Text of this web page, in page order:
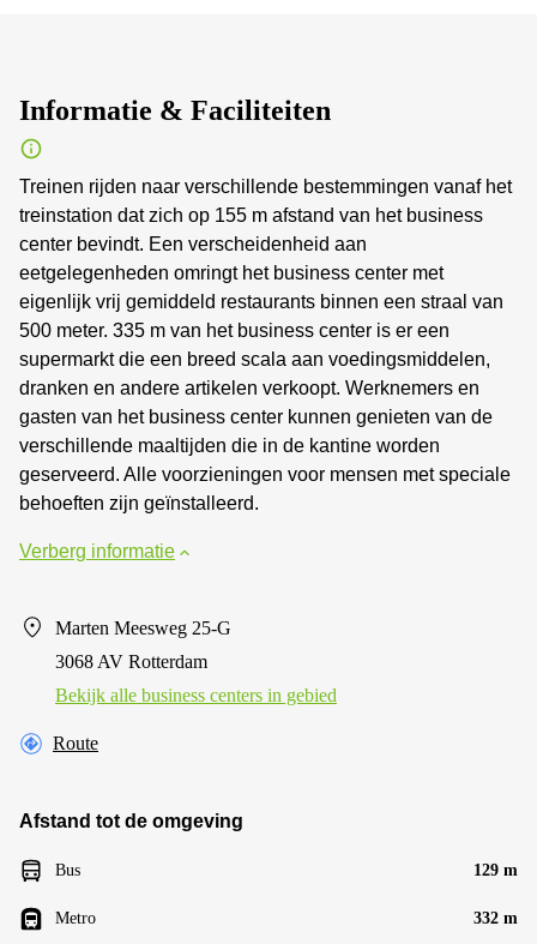
Informatie & Faciliteiten
Treinen rijden naar verschillende bestemmingen vanaf het
treinstation dat zich op 155 m afstand van het business
center bevindt. Een verscheidenheid aan
eetgelegenheden omringt het business center met
eigenlijk vrij gemiddeld restaurants binnen een straal van
500 meter. 335 m van het business center is er een
supermarkt die een breed scala aan voedingsmiddelen,
dranken en andere artikelen verkoopt. Werknemers en
gasten van het business center kunnen genieten van de
verschillende maaltijden die in de kantine worden
geserveerd. Alle voorzieningen voor mensen met speciale
behoeften zijn geïnstalleerd.
Verberg informatie
Marten Meesweg 25-G
3068 AV Rotterdam
Bekijk alle business centers in gebied
Route
Afstand tot de omgeving
Bus 129 m
Metro 332 m